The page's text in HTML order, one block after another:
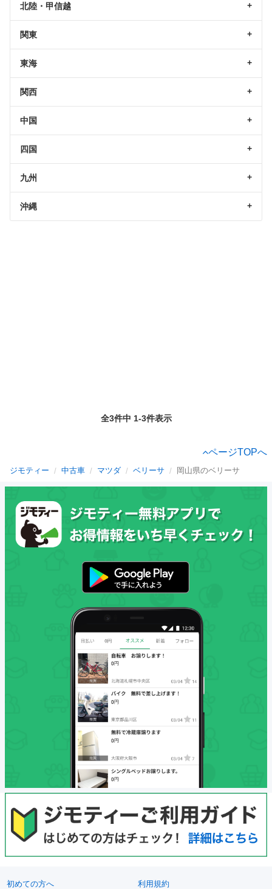
北陸・甲信越
関東
東海
関西
中国
四国
九州
沖縄
全3件中 1-3件表示
ページTOPへ
ジモティー 中古車 マツダ ベリーサ 岡山県のベリーサ
初めての方へ 利用規約